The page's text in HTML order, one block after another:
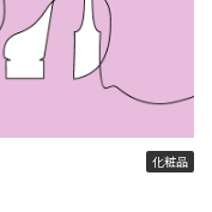
化粧品